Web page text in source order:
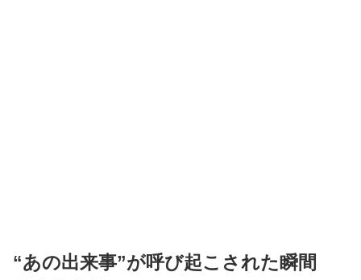
“あの出来事”が呼び起こされた瞬間